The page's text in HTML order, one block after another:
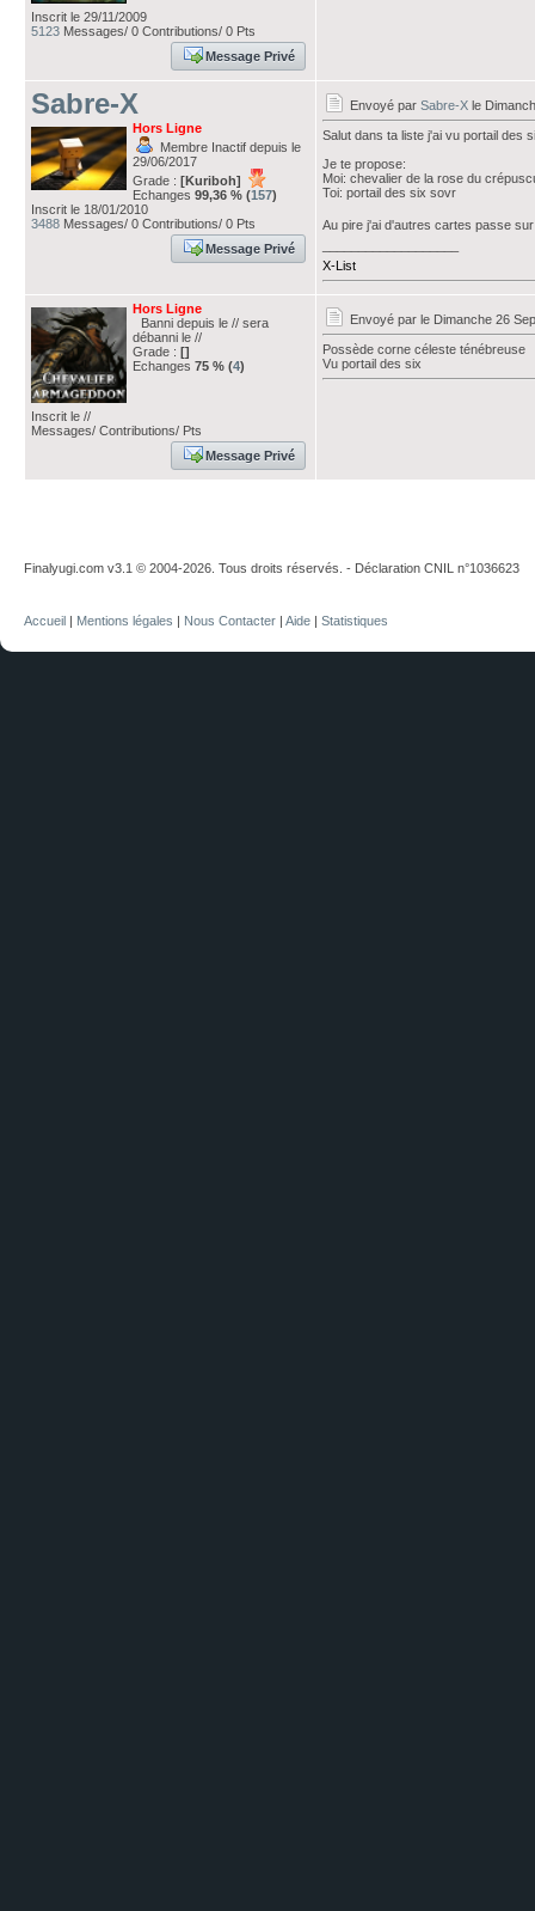
Inscrit le 29/11/2009
5123 Messages/ 0 Contributions/ 0 Pts
Message Privé
Sabre-X
Hors Ligne
Membre Inactif depuis le
29/06/2017
Grade : [Kuriboh]
Echanges 99,36 % (157)
Inscrit le 18/01/2010
3488 Messages/ 0 Contributions/ 0 Pts
Message Privé
Envoyé par Sabre-X le
Salut dans ta liste j'ai vu portail des
Je te propose:
Moi: chevalier de la rose du
Toi: portail des six sovr
Au pire j'ai d'autres cartes passe
X-List
Hors Ligne
Banni depuis le // sera
débanni le //
Grade : []
Echanges 75 % (4)
Inscrit le //
Messages/ Contributions/ Pts
Message Privé
Envoyé par le Dimanche 26
Possède corne céleste ténébreuse
Vu portail des six
Finalyugi.com v3.1 © 2004-2026. Tous droits réservés. - Déclaration CNIL n°1036623
Accueil | Mentions légales | Nous Contacter | Aide | Statistiques